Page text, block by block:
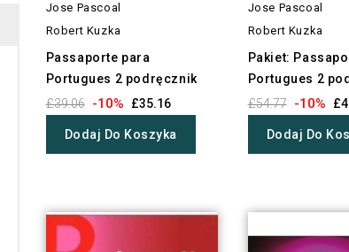
Jose Pascoal
Robert Kuzka
Passaporte para
Portugues 2 podręcznik
£39.06 -10% £35.16
Dodaj Do Koszyka
Jose Pascoal
Robert Kuzka
Pakiet:
Portugues 2
£54.77 -10%
Dodaj Do